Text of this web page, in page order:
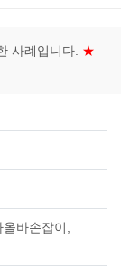
사례입니다. ★
바손잡이,